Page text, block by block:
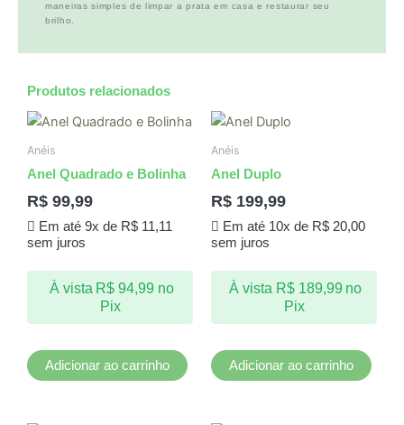
maneiras simples de limpar a prata em casa e restaurar seu
brilho.
Produtos relacionados
Anéis
Anel Quadrado e Bolinha
R$ 99,99
Em até 9x de R$11,11
sem juros
À vista R$ 94,99 no
Pix
Adicionar ao carrinho
Anéis
Anel Duplo
R$ 199,99
Em até 10x de R$20,00
sem juros
À vista R$189,99 no
Pix
Adicionar ao carrinho